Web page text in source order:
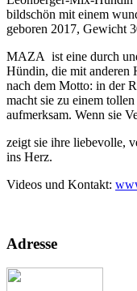
bildschön mit einem
geboren 2017, Gewicht
MAZA ist eine durch
Hündin, die mit anderen
nach dem Motto: in der
macht sie zu einem
aufmerksam. Wenn sie
zeigt sie ihre liebevolle,
ins Herz.
Videos und Kontakt:
Adresse